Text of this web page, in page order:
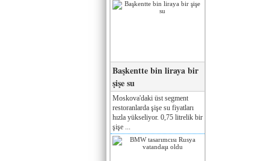
Başkentte bin liraya bir
şişe su
Moskova'daki üst segment
restoranlarda şişe su fiyatları
hızla yükseliyor. 0,75 litrelik bir
şişe ...